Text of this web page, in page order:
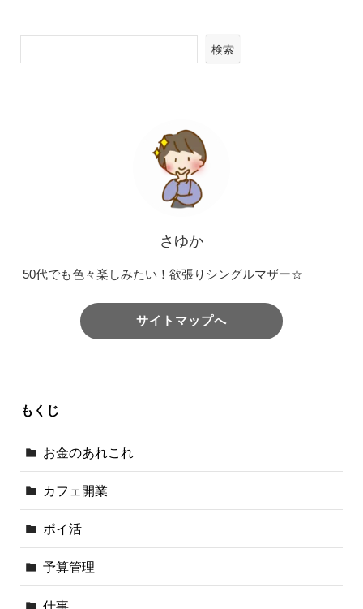
検索
さゆか
50代でも色々楽しみたい！欲張りシングルマザー☆
サイトマップへ
もくじ
お金のあれこれ
カフェ開業
ポイ活
予算管理
仕事